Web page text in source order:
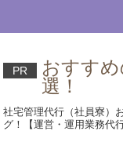
PR
おすす
選！
社宅管理代行（社員寮）
グ！【運営・運用業務代